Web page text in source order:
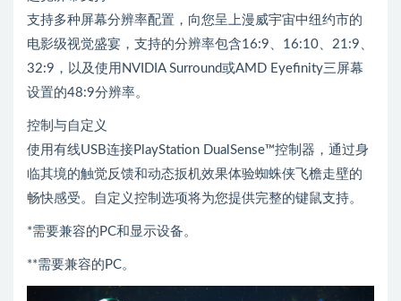
支持多种屏幕分辨率配置，向您呈上漫威宇宙中纽约市的
电影级视觉盛宴，支持的分辨率包含16:9、16:10、21:9、
32:9，以及使用NVIDIA Surround或AMD Eyefinity三屏幕
设置的48:9分辨率。
控制与自定义
使用有线USB连接PlayStation DualSense™控制器，通过身
临其境的触觉反馈和动态扳机效果体验蜘蛛侠飞檐走壁的
畅快感受。自定义控制选项将为您提供完整的键鼠支持。
*需要兼容的PC和显示设备。
**需要兼容的PC。